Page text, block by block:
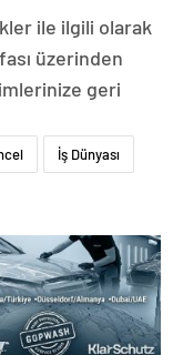
ile ilgili olarak
üzerinden
geri
İş Dünyası